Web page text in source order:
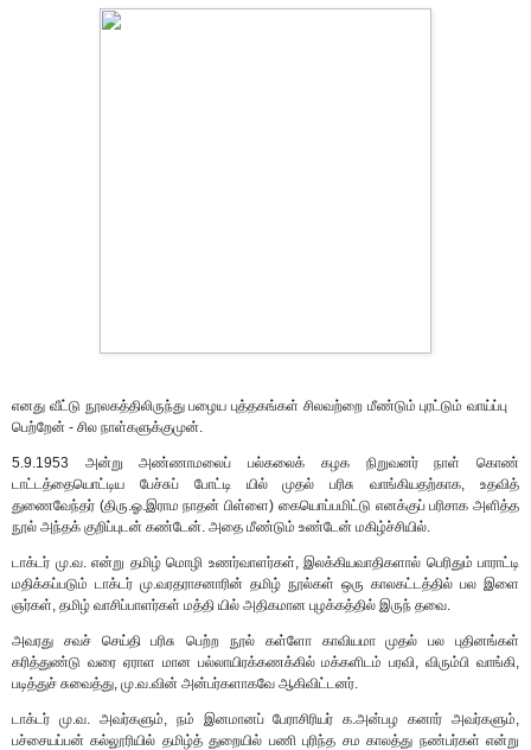
எனது வீட்டு நூலகத்திலிருந்து பழைய புத்தகங்கள் சிலவற்றை மீண்டும் புரட்டும் வாய்ப்பு
பெற்றேன் - சில நாள்களுக்குமுன்.
5.9.1953 அன்று அண்ணாமலைப் பல்கலைக் கழக நிறுவனர் நாள் கொண்
டாட்டத்தையொட்டிய பேச்சுப் போட்டி யில் முதல் பரிசு வாங்கியதற்காக, உதவித்
துணைவேந்தர் (திரு.ஓ.இராம நாதன் பிள்ளை) கையொப்பமிட்டு எனக்குப் பரிசாக அளித்த
நூல் அந்தக் குறிப்புடன் கண்டேன். அதை மீண்டும் உண்டேன் மகிழ்ச்சியில்.
டாக்டர் மு.வ. என்று தமிழ் மொழி உணர்வாளர்கள், இலக்கியவாதிகளால் பெரிதும் பாராட்டி
மதிக்கப்படும் டாக்டர் மு.வரதராசனாரின் தமிழ் நூல்கள் ஒரு காலகட்டத்தில் பல இளை
ஞர்கள், தமிழ் வாசிப்பாளர்கள் மத்தி யில் அதிகமான புழக்கத்தில் இருந் தவை.
அவரது சவச் செய்தி பரிசு பெற்ற நூல் கள்ளோ காவியமா முதல் பல புதினங்கள்
கரித்துண்டு வரை ஏராள மான பல்லாயிரக்கணக்கில் மக்களிடம் பரவி, விரும்பி வாங்கி,
படித்துச் சுவைத்து, மு.வ.வின் அன்பர்களாகவே ஆகிவிட்டனர்.
டாக்டர் மு.வ. அவர்களும், நம் இனமானப் பேராசிரியர் க.அன்பழ கனார் அவர்களும்,
பச்சையப்பன் கல்லூரியில் தமிழ்த் துறையில் பணி புரிந்த சம காலத்து நண்பர்கள் என்று